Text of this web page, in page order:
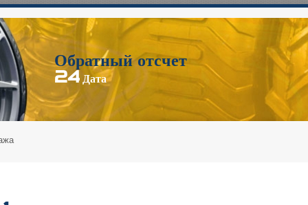
Обратный отсчет
24 Дата